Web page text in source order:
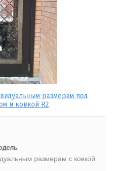
размерам под
и ковкой R2
размерам с ковкой